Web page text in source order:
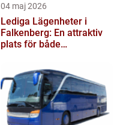
04 maj 2026
Lediga Lägenheter i
Falkenberg: En attraktiv
plats för både
semesterfirare